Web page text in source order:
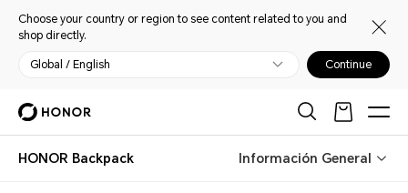
Choose your country or region to see content related to you and
shop directly.
Global / English Continue
HONOR Backpack Información General